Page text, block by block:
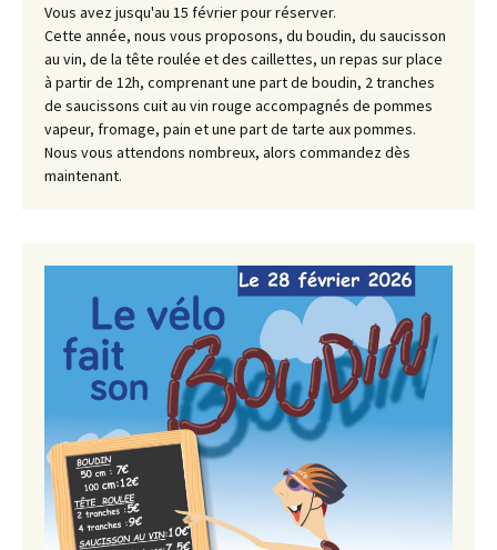
Vous avez jusqu'au 15 février pour réserver.
Cette année, nous vous proposons, du boudin, du saucisson
au vin, de la tête roulée et des caillettes, un repas sur place
à partir de 12h, comprenant une part de boudin, 2 tranches
de saucissons cuit au vin rouge accompagnés de pommes
vapeur, fromage, pain et une part de tarte aux pommes.
Nous vous attendons nombreux, alors commandez dès
maintenant.